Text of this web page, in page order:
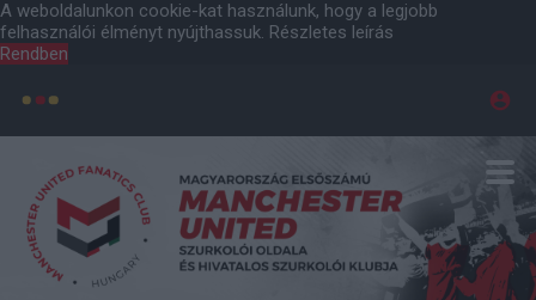
A weboldalunkon cookie-kat használunk, hogy a legjobb
felhasználói élményt nyújthassuk. Részletes leírás
Rendben